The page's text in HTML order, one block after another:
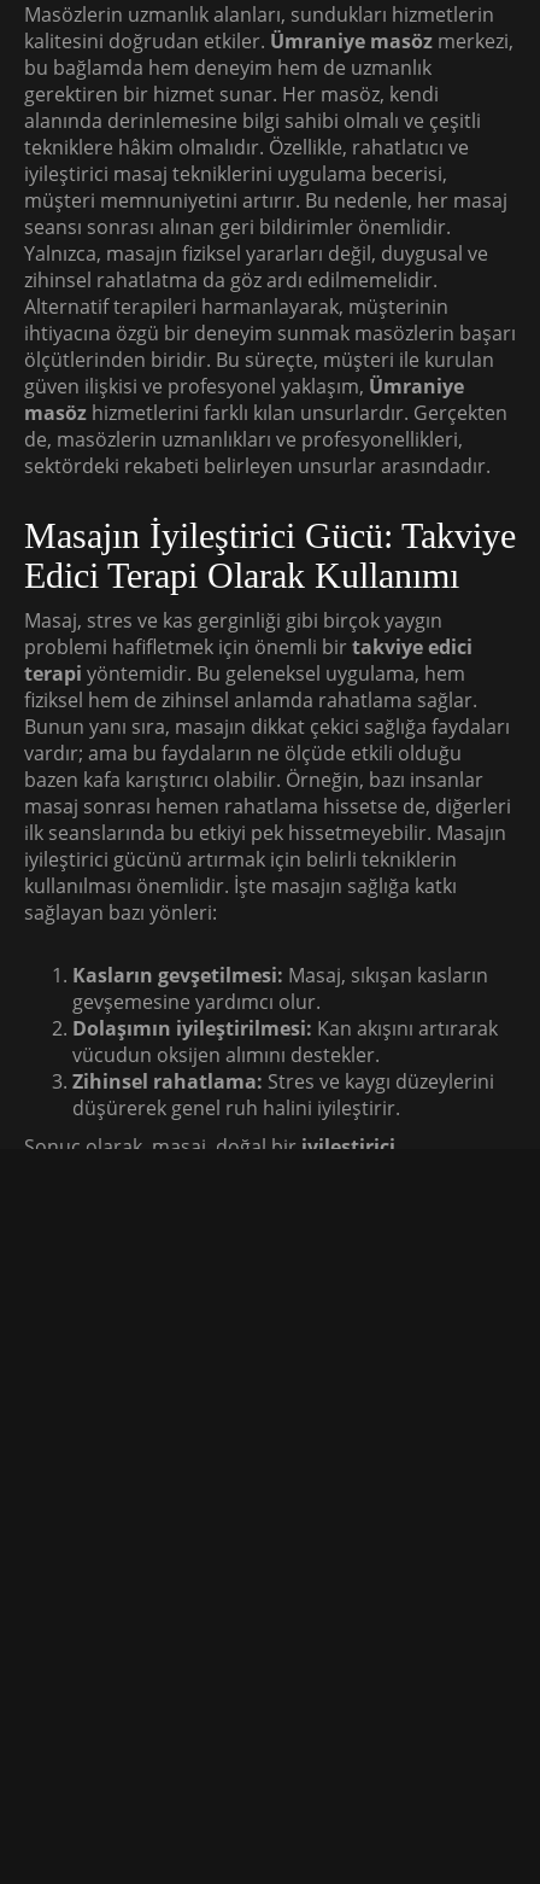
Masözlerin uzmanlık alanları, sundukları hizmetlerin
kalitesini doğrudan etkiler. Ümraniye masöz merkezi,
bu bağlamda hem deneyim hem de uzmanlık
gerektiren bir hizmet sunar. Her masöz, kendi
alanında derinlemesine bilgi sahibi olmalı ve çeşitli
tekniklere hâkim olmalıdır. Özellikle, rahatlatıcı ve
iyileştirici masaj tekniklerini uygulama becerisi,
müşteri memnuniyetini artırır. Bu nedenle, her masaj
seansı sonrası alınan geri bildirimler önemlidir.
Yalnızca, masajın fiziksel yararları değil, duygusal ve
zihinsel rahatlatma da göz ardı edilmemelidir.
Alternatif terapileri harmanlayarak, müşterinin
ihtiyacına özgü bir deneyim sunmak masözlerin başarı
ölçütlerinden biridir. Bu süreçte, müşteri ile kurulan
güven ilişkisi ve profesyonel yaklaşım, Ümraniye
masöz hizmetlerini farklı kılan unsurlardır. Gerçekten
de, masözlerin uzmanlıkları ve profesyonellikleri,
sektördeki rekabeti belirleyen unsurlar arasındadır.
Masajın İyileştirici Gücü: Takviye
Edici Terapi Olarak Kullanımı
Masaj, stres ve kas gerginliği gibi birçok yaygın
problemi hafifletmek için önemli birtakviye edici
terapi yöntemidir. Bu geleneksel uygulama, hem
fiziksel hem de zihinsel anlamda rahatlama sağlar.
Bunun yanı sıra, masajın dikkat çekici sağlığa faydaları
vardır; ama bu faydaların ne ölçüde etkili olduğu
bazen kafa karıştırıcı olabilir. Örneğin, bazı insanlar
masaj sonrası hemen rahatlama hissetse de, diğerleri
ilk seanslarında bu etkiyi pek hissetmeyebilir. Masajın
iyileştirici gücünü artırmak için belirli tekniklerin
kullanılması önemlidir. İşte masajın sağlığa katkı
sağlayan bazı yönleri:
Kasların gevşetilmesi: Masaj, sıkışan kasların
gevşemesine yardımcı olur.
Dolaşımın iyileştirilmesi: Kan akışını artırarak
vücudun oksijen alımını destekler.
Zihinsel rahatlama: Stres ve kaygı düzeylerini
düşürerek genel ruh halini iyileştirir.
Sonuç olarak, masaj, doğal bir iyileştirici